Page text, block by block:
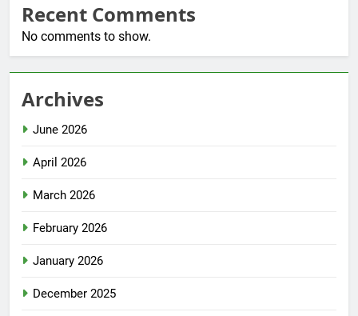
Recent Comments
No comments to show.
Archives
June 2026
April 2026
March 2026
February 2026
January 2026
December 2025